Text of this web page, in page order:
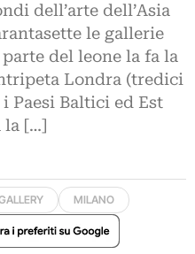
dell’arte dell’Asia
le gallerie
del leone la fa la
Londra (tredici
Paesi Baltici ed Est
la […]
MILANO